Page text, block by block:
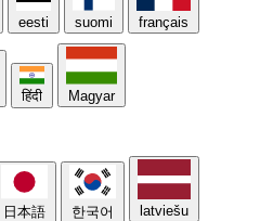
eesti suomi français
हिंदी Magyar
日本語 한국어 latviešu